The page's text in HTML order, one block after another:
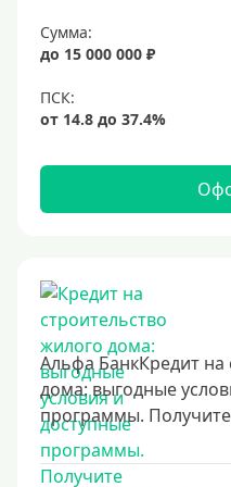
Долгосрочные
Год
3 года
4 года
6 лет
7 лет
8 лет
9 лет
10 лет
15 лет
Сумма:
до 15 000 000 ₽
Альфа БанкКредит на
дома: выгодные
программы.